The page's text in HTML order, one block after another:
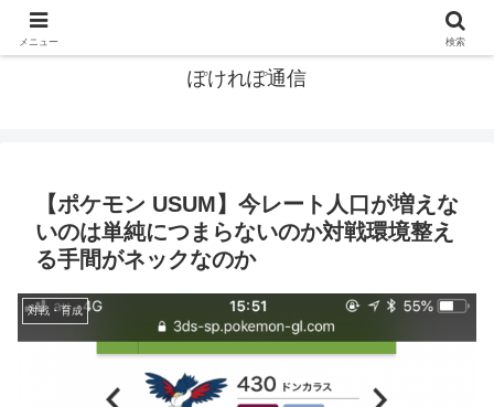
ぽけれぽ通信
【ポケモン USUM】今レート人口が増えな
いのは単純につまらないのか対戦環境整え
る手間がネックなのか
対戦・育成
メニュー 検索